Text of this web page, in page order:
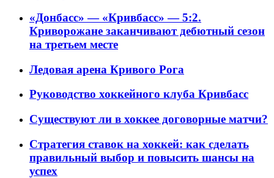
«Донбасс» — «Кривбасс» — 5:2.
Криворожане заканчивают дебютный сезон
на третьем месте
Ледовая арена Кривого Рога
Руководство хоккейного клуба Кривбасс
Существуют ли в хоккее договорные матчи?
Стратегия ставок на хоккей: как сделать
правильный выбор и повысить шансы на
успех